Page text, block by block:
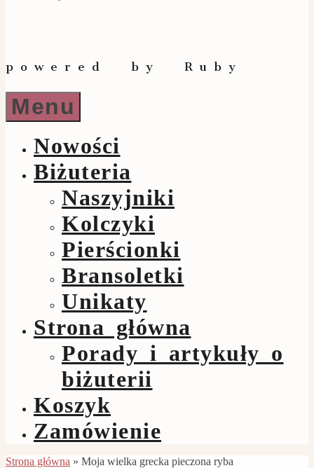
powered by Ruby
Menu
Nowości
Biżuteria
Naszyjniki
Kolczyki
Pierścionki
Bransoletki
Unikaty
Strona główna
Porady i artykuły o
biżuterii
Koszyk
Zamówienie
Strona główna » Moja wielka grecka pieczona ryba